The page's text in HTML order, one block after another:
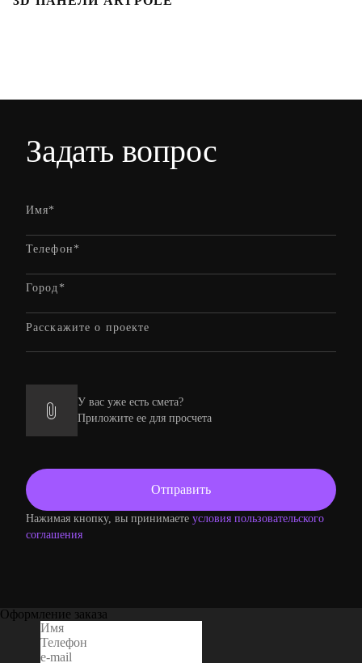
Задать вопрос
У вас уже есть смета?
Приложите ее для просчета
Нажимая кнопку, вы принимаете условия пользовательского
соглашения
Оформление заказа